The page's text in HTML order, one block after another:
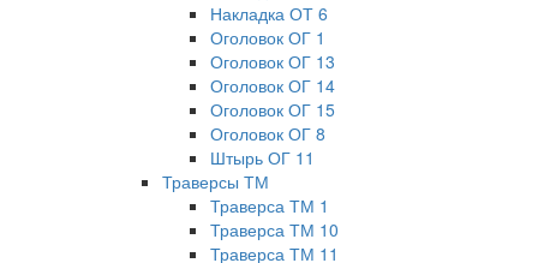
Накладка ОТ 6
Оголовок ОГ 1
Оголовок ОГ 13
Оголовок ОГ 14
Оголовок ОГ 15
Оголовок ОГ 8
Штырь ОГ 11
Траверсы ТМ
Траверса ТМ 1
Траверса ТМ 10
Траверса ТМ 11